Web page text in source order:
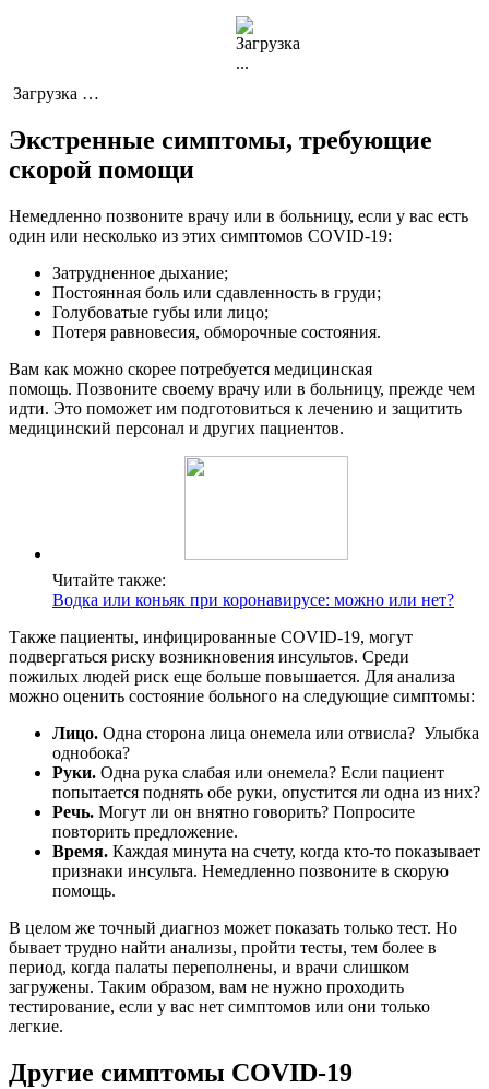
Загрузка …
Экстренные симптомы, требующие
скорой помощи
Немедленно позвоните врачу или в больницу, если у вас есть
один или несколько из этих симптомов COVID-19:
Затрудненное дыхание;
Постоянная боль или сдавленность в груди;
Голубоватые губы или лицо;
Потеря равновесия, обморочные состояния.
Вам как можно скорее потребуется медицинская
помощь. Позвоните своему врачу или в больницу, прежде чем
идти. Это поможет им подготовиться к лечению и защитить
медицинский персонал и других пациентов.
Читайте также:
Водка или коньяк при коронавирусе: можно или нет?
Также пациенты, инфицированные COVID-19, могут
подвергаться риску возникновения инсультов. Среди
пожилых людей риск еще больше повышается. Для анализа
можно оценить состояние больного на следующие симптомы:
Лицо. Одна сторона лица онемела или отвисла? Улыбка
однобока?
Руки. Одна рука слабая или онемела? Если пациент
попытается поднять обе руки, опустится ли одна из них?
Речь. Могут ли он внятно говорить? Попросите
повторить предложение.
Время. Каждая минута на счету, когда кто-то показывает
признаки инсульта. Немедленно позвоните в скорую
помощь.
В целом же точный диагноз может показать только тест. Но
бывает трудно найти анализы, пройти тесты, тем более в
период, когда палаты переполнены, и врачи слишком
загружены. Таким образом, вам не нужно проходить
тестирование, если у вас нет симптомов или они только
легкие.
Другие симптомы COVID-19